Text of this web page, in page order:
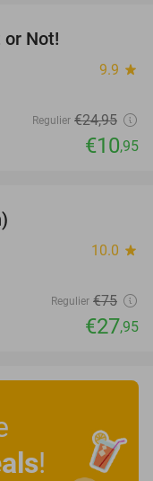
or Not!
9.9 star
Regulier €24,95
€10,95
10.0 star
Regulier €75
€27,95
!